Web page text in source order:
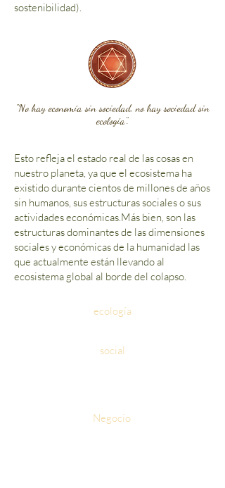
sostenibilidad).
"No hay economía sin sociedad, no hay sociedad sin
ecología".
Esto refleja el estado real de las cosas en
nuestro planeta, ya que el ecosistema ha
existido durante cientos de millones de años
sin humanos, sus estructuras sociales o sus
actividades económicas.Más bien, son las
estructuras dominantes de las dimensiones
sociales y económicas de la humanidad las
que actualmente están llevando al
ecosistema global al borde del colapso.
ecología
social
Negocio